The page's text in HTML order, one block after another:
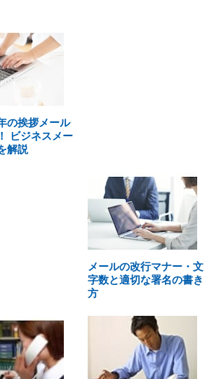
の挨拶メール
ビジネスメー
解説
メールの改行マナー・文
字数と適切な署名の書き
方